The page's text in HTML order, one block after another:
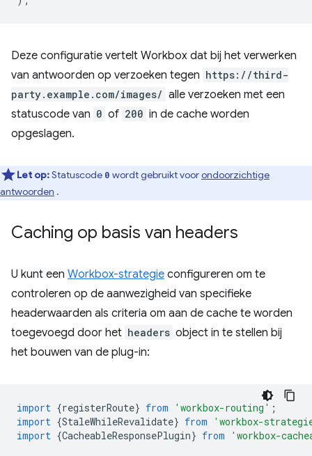
Deze configuratie vertelt Workbox dat bij het verwerken
van antwoorden op verzoeken tegen https://third-
party.example.com/images/ alle verzoeken met een
statuscode van 0 of 200 in de cache worden
opgeslagen.
Let op:Statuscode 0 wordt gebruikt voorondoorzichtige
antwoorden .
Caching op basis van headers
U kunt een Workbox-strategie configureren om te
controleren op de aanwezigheid van specifieke
headerwaarden als criteria om aan de cache te worden
toegevoegd door het headers object in te stellen bij
het bouwen van de plug-in:
import {registerRoute} from 'workbox-routing' ;
import {StaleWhileRevalidate} from
'workbox-
import {CacheableResponsePlugin} from 'workbox-